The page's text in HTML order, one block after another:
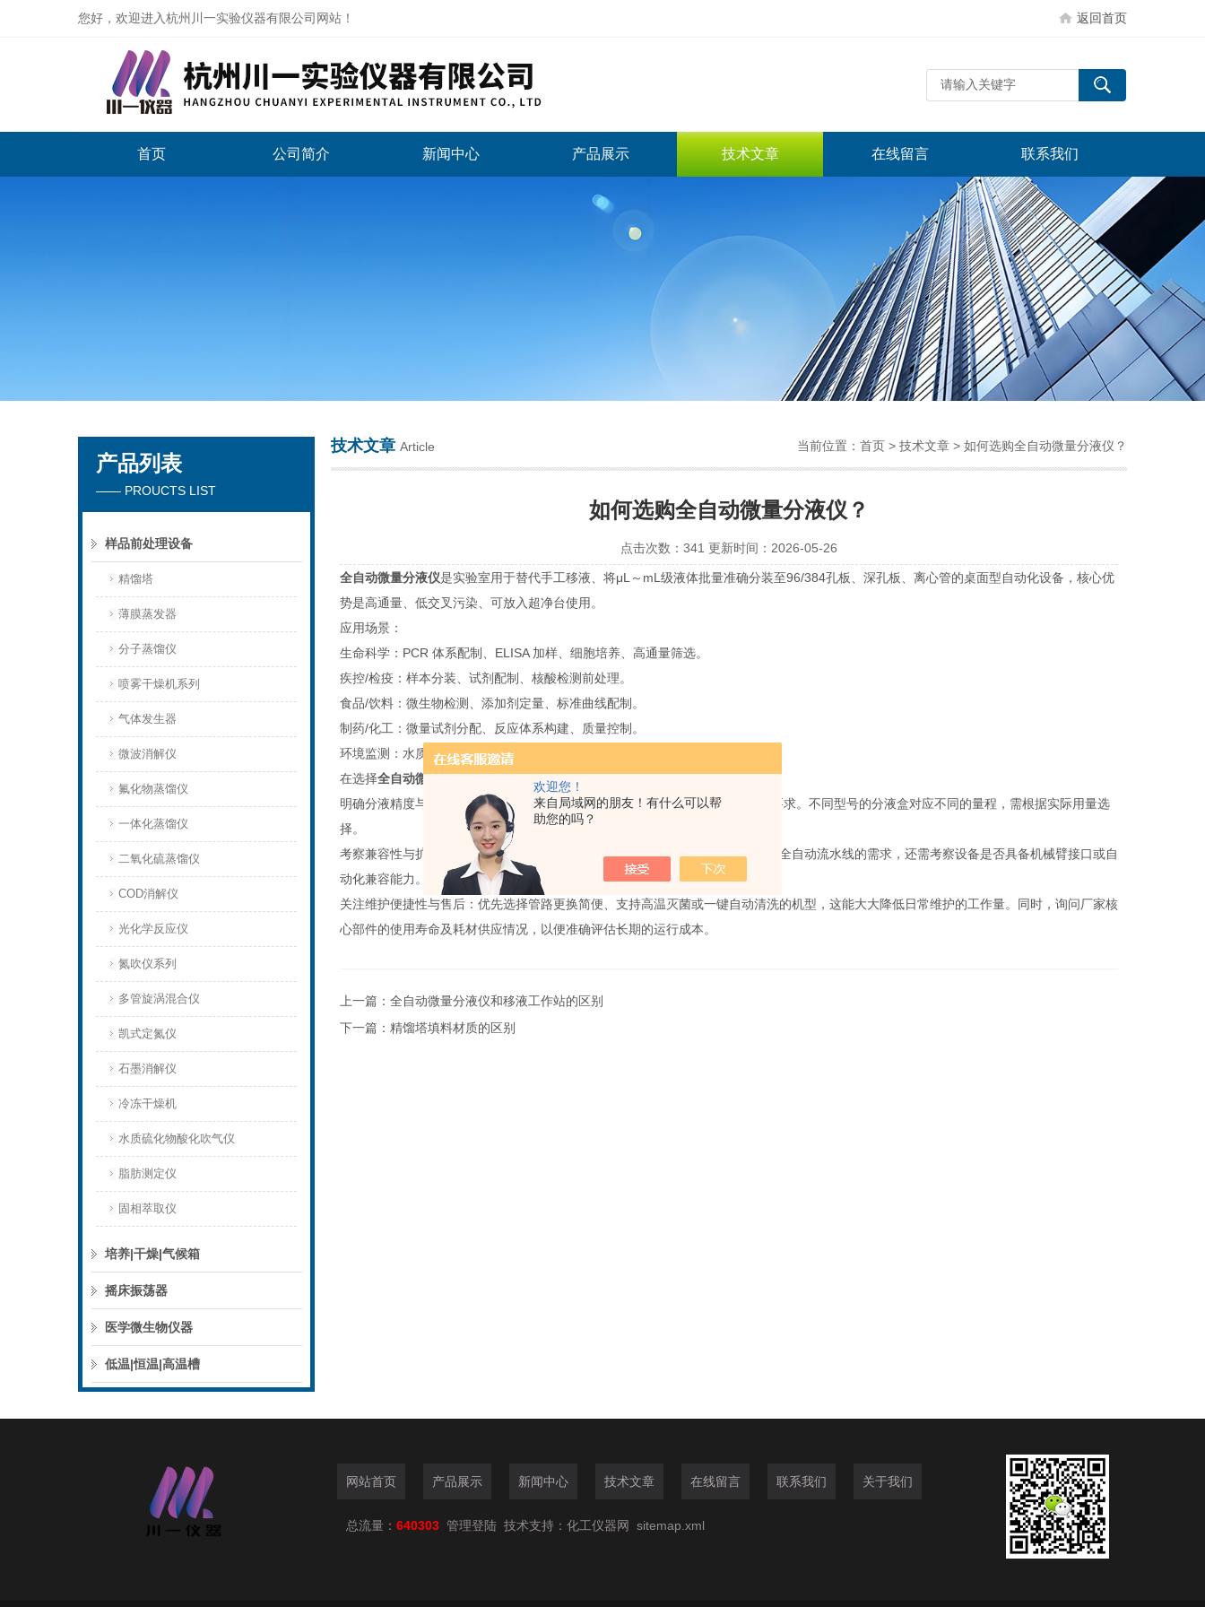
欢迎您！
来自局域网的朋友！有什么可以帮
助您的吗？
您好，欢迎进入杭州川一实验仪器有限公司网站！ 返回首页
杭州川一实验仪器有限公司
首页 公司简介 新闻中心 产品展示 技术文章 在线留言 联系我们
产品列表
—— PROUCTS LIST
样品前处理设备
精馏塔
薄膜蒸发器
分子蒸馏仪
喷雾干燥机系列
气体发生器
微波消解仪
氟化物蒸馏仪
一体化蒸馏仪
二氧化硫蒸馏仪
COD消解仪
光化学反应仪
氮吹仪系列
多管旋涡混合仪
凯式定氮仪
石墨消解仪
冷冻干燥机
水质硫化物酸化吹气仪
脂肪测定仪
固相萃取仪
培养|干燥|气候箱
摇床振荡器
医学微生物仪器
低温|恒温|高温槽
技术文章 Article 当前位置： 首页 > 技术文章 > 如何选购全自动微量分液仪？
如何选购全自动微量分液仪？
点击次数：341 更新时间：2026-05-26
全自动微量分液仪是实验室用于替代手工移液、将μL ～ mL 级液体批量准确分装至96/384孔板、深孔板、离心管的桌面型自动化设备，核心优
势是高通量、低交叉污染、可放入超净台使用。
应用场景：
生命科学： PCR 体系配制、 ELISA 加样、细胞培养、高通量筛选。
疾控/检疫：样本分装、试剂配制、核酸检测前处理。
食品/饮料：微生物检测、添加剂定量、标准曲线配制。
制药/化工：微量试剂分配、反应体系构建、质量控制。
环境监测：水质
土壤检测、标准溶液稀释、污染物分析。
在选择全自动微量分液仪时，可参考以下几个方面：
明确分液精度与体积需求：先要确认你的实验所需的*小分液体积以及对精度的要求。不同型号的分液盒对应不同的量程，需根据实际用量选
择。
考察兼容性与扩展性：确认设备是否支持你常用的耗材规格。如果未来有升级为全自动流水线的需求，还需考察设备是否具备机械臂接口或自
动化兼容能力。
关注维护便捷性与售后：优先选择管路更换简便、支持高温灭菌或一键自动清洗的机型，这能大大降低日常维护的工作量。同时，询问厂家核
心部件的使用寿命及耗材供应情况，以便准确评估长期的运行成本。
上一篇： 全自动微量分液仪和移液工作站的区别
下一篇： 精馏塔填料材质的区别
网站首页 产品展示 新闻中心 技术文章 在线留言 联系我们 关于我们
总流量： 640303 管理登陆 技术支持： 化工仪器网 sitemap.xml